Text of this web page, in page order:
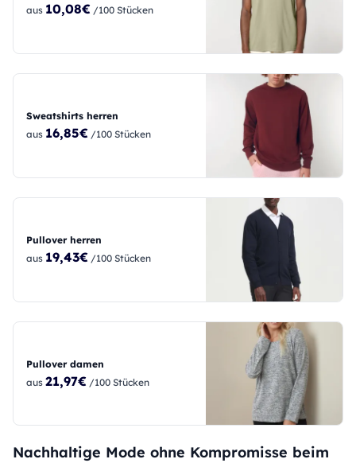
aus 10,08€ /100 Stücken
Sweatshirts herren
aus 16,85€ /100 Stücken
Pullover herren
aus 19,43€ /100 Stücken
Pullover damen
aus 21,97€ /100 Stücken
Nachhaltige Mode ohne Kompromisse beim